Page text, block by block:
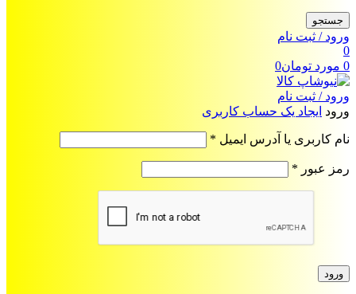
جستجو
ورود / ثبت نام
0
0 مورد تومان0
ورود / ثبت نام
ورود ایجاد یک حساب کاربری
نام کاربری یا آدرس ایمیل *
رمز عبور *
ورود